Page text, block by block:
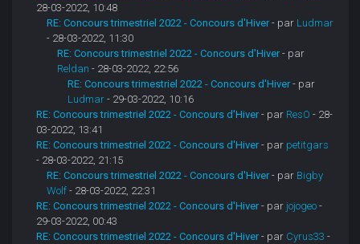
28-03-2022, 10:48
RE: Concours trimestriel 2022 - Concours d'Hiver - par Ludmar
- 28-03-2022, 11:30
RE: Concours trimestriel 2022 - Concours d'Hiver - par
Reldan - 28-03-2022, 22:56
RE: Concours trimestriel 2022 - Concours d'Hiver - par
Ludmar - 29-03-2022, 10:16
RE: Concours trimestriel 2022 - Concours d'Hiver - par ResO - 28-
03-2022, 13:41
RE: Concours trimestriel 2022 - Concours d'Hiver - par petitgars
- 28-03-2022, 21:15
RE: Concours trimestriel 2022 - Concours d'Hiver - par Bigby
Wolf - 28-03-2022, 22:31
RE: Concours trimestriel 2022 - Concours d'Hiver - par jojogeo -
29-03-2022, 00:43
RE: Concours trimestriel 2022 - Concours d'Hiver - par Cyrus33 -